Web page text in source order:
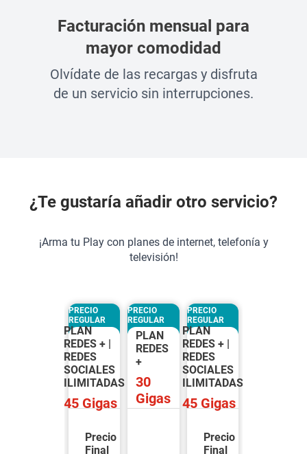
Facturación mensual para
mayor comodidad
Olvídate de las recargas y disfruta
de un servicio sin interrupciones.
¿Te gustaría añadir otro servicio?
¡Arma tu Play con planes de internet, telefonía y
televisión!
PRECIO
REGULAR
PLAN
REDES + |
REDES
SOCIALES
ILIMITADAS
45 Gigas
Precio
Final
PRECIO
REGULAR
PLAN
REDES
+
30
Gigas
PRECIO
REGULAR
PLAN
REDES + |
REDES
SOCIALES
ILIMITADAS
45 Gigas
Precio
Final